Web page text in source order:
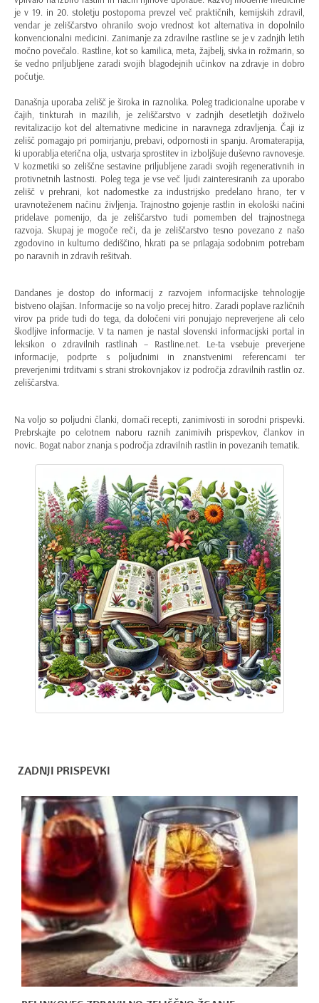
je v 19. in 20. stoletju postopoma prevzel več praktičnih, kemijskih zdravil,
vendar je zeliščarstvo ohranilo svojo vrednost kot alternativa in dopolnilo
konvencionalni medicini. Zanimanje za zdravilne rastline se je v zadnjih letih
močno povečalo. Rastline, kot so kamilica, meta, žajbelj, sivka in rožmarin, so
še vedno priljubljene zaradi svojih blagodejnih učinkov na zdravje in dobro
počutje.
Današnja uporaba zelišč je široka in raznolika. Poleg tradicionalne uporabe v
čajih, tinkturah in mazilih, je zeliščarstvo v zadnjih desetletjih doživelo
revitalizacijo kot del alternativne medicine in naravnega zdravljenja. Čaji iz
zelišč pomagajo pri pomirjanju, prebavi, odpornosti in spanju. Aromaterapija,
ki uporablja eterična olja, ustvarja sprostitev in izboljšuje duševno ravnovesje.
V kozmetiki so zeliščne sestavine priljubljene zaradi svojih regenerativnih in
protivnetnih lastnosti. Poleg tega je vse več ljudi zainteresiranih za uporabo
zelišč v prehrani, kot nadomestke za industrijsko predelano hrano, ter v
uravnoteženem načinu življenja. Trajnostno gojenje rastlin in ekološki načini
pridelave pomenijo, da je zeliščarstvo tudi pomemben del trajnostnega
razvoja. Skupaj je mogoče reči, da je zeliščarstvo tesno povezano z našo
zgodovino in kulturno dediščino, hkrati pa se prilagaja sodobnim potrebam
po naravnih in zdravih rešitvah.
Dandanes je dostop do informacij z razvojem informacijske tehnologije
bistveno olajšan. Informacije so na voljo precej hitro. Zaradi poplave različnih
virov pa pride tudi do tega, da določeni viri ponujajo nepreverjene ali celo
škodljive informacije. V ta namen je nastal slovenski informacijski portal in
leksikon o zdravilnih rastlinah – Rastline.net. Le-ta vsebuje preverjene
informacije, podprte s poljudnimi in znanstvenimi referencami ter
preverjenimi trditvami s strani strokovnjakov iz področja zdravilnih rastlin oz.
zeliščarstva.
Na voljo so poljudni članki, domači recepti, zanimivosti in sorodni prispevki.
Prebrskajte po celotnem naboru raznih zanimivih prispevkov, člankov in
novic. Bogat nabor znanja s področja zdravilnih rastlin in povezanih tematik.
ZADNJI PRISPEVKI